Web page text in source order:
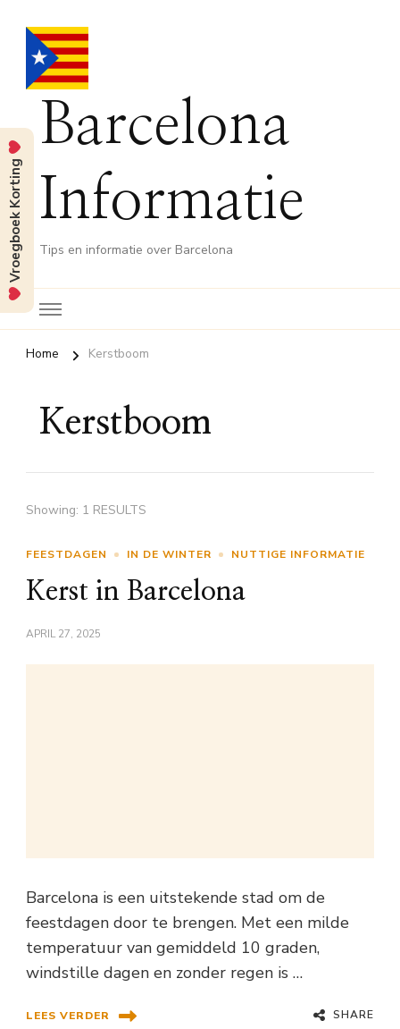
Barcelona
Informatie
Tips en informatie over Barcelona
Home Kerstboom
Kerstboom
Showing: 1 RESULTS
FEESTDAGEN IN DE WINTER NUTTIGE INFORMATIE
Kerst in Barcelona
APRIL 27, 2025
Barcelona is een uitstekende stad om de
feestdagen door te brengen. Met een milde
temperatuur van gemiddeld 10 graden,
windstille dagen en zonder regen is …
LEES VERDER SHARE
Vroegboek Korting